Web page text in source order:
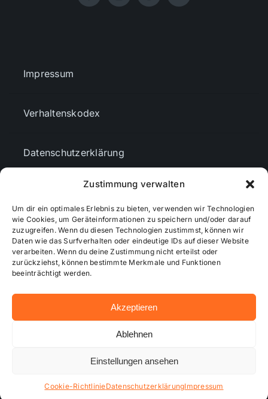
Zustimmung verwalten
Um dir ein optimales Erlebnis zu bieten, verwenden wir Technologien
wie Cookies, um Geräteinformationen zu speichern und/oder darauf
zuzugreifen. Wenn du diesen Technologien zustimmst, können wir
Daten wie das Surfverhalten oder eindeutige IDs auf dieser Website
verarbeiten. Wenn du deine Zustimmung nicht erteilst oder
zurückziehst, können bestimmte Merkmale und Funktionen
beeinträchtigt werden.
Akzeptieren
Ablehnen
Einstellungen ansehen
Cookie-RichtlinieDatenschutzerklärungImpressum
Impressum
Verhaltenskodex
Datenschutzerklärung
Cookie-Richtlinie (EU)
Mediendaten
© 2026 - Wiesbadenaktuell ...online besser informiert!